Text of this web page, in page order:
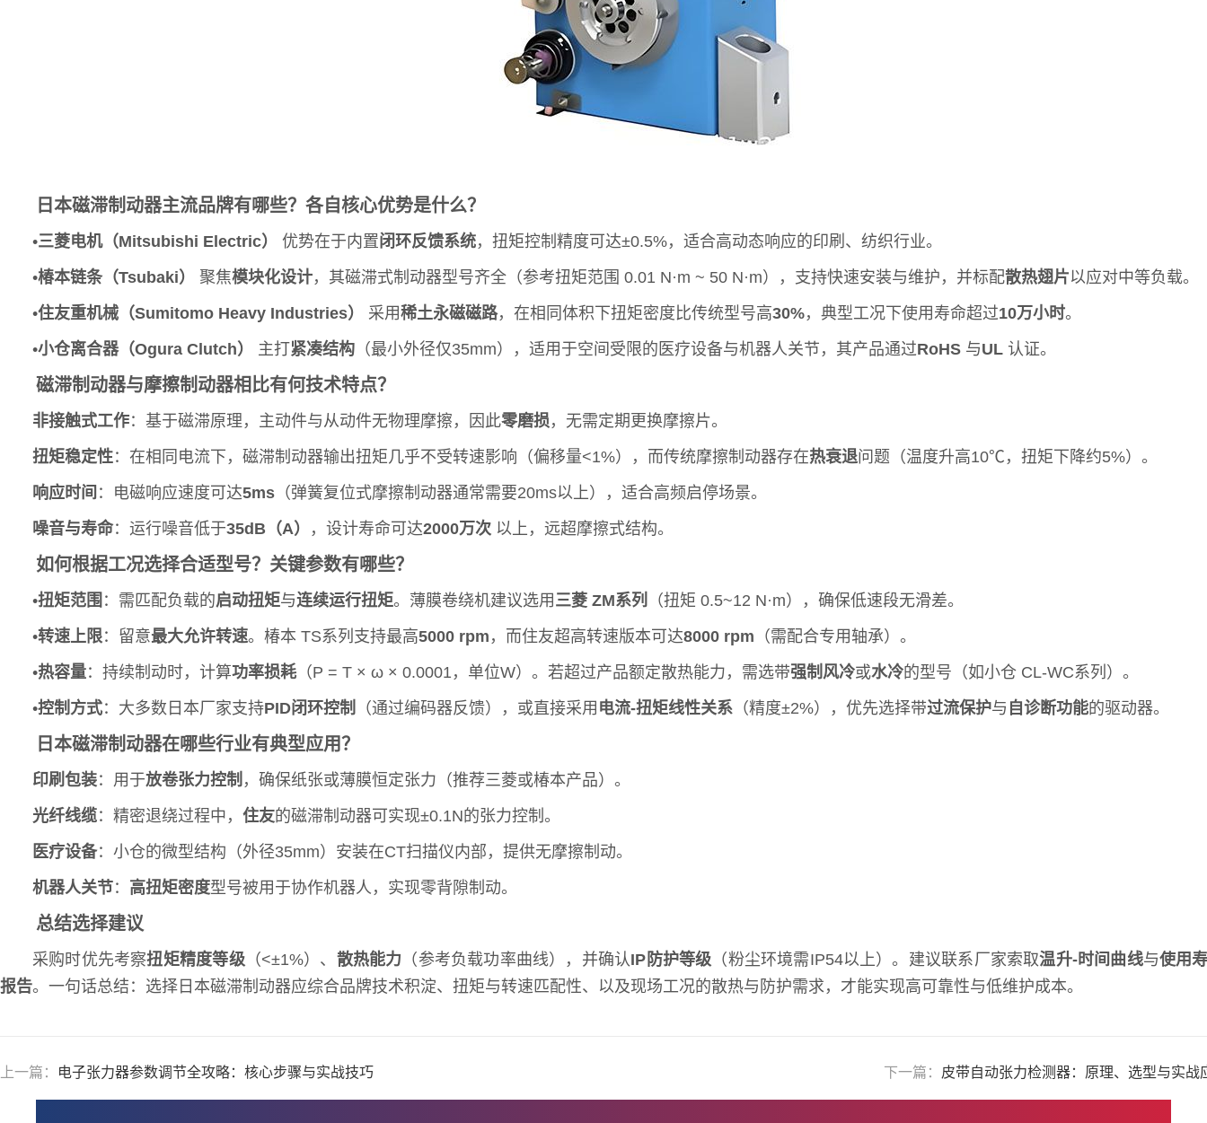
日本磁滞制动器主流品牌有哪些？各自核心优势是什么？
•三菱电机（Mitsubishi Electric） 优势在于内置闭环反馈系统，扭矩控制精度可达±0.5%，适合高动态响应的印刷、纺织行业。
•椿本链条（Tsubaki） 聚焦模块化设计，其磁滞式制动器型号齐全（参考扭矩范围 0.01 N·m ~ 50 N·m），支持快速安装与维护，并标配散热翅片以应对中等负载。
•住友重机械（Sumitomo Heavy Industries） 采用稀土永磁磁路，在相同体积下扭矩密度比传统型号高30%，典型工况下使用寿命超过10万小时。
•小仓离合器（Ogura Clutch） 主打紧凑结构 （最小外径仅35mm），适用于空间受限的医疗设备与机器人关节，其产品通过RoHS 与UL 认证。
磁滞制动器与摩擦制动器相比有何技术特点？
非接触式工作：基于磁滞原理，主动件与从动件无物理摩擦，因此零磨损，无需定期更换摩擦片。
扭矩稳定性：在相同电流下，磁滞制动器输出扭矩几乎不受转速影响（偏移量<1%），而传统摩擦制动器存在热衰退问题（温度升高10℃，扭矩下降约5%）。
响应时间 ：电磁响应速度可达5ms （弹簧复位式摩擦制动器通常需要20ms以上），适合高频启停场景。
噪音与寿命：运行噪音低于35dB（A） ，设计寿命可达2000万次 以上，远超摩擦式结构。
如何根据工况选择合适型号？关键参数有哪些？
•扭矩范围 ：需匹配负载的启动扭矩与连续运行扭矩。薄膜卷绕机建议选用 三菱 ZM系列 （扭矩 0.5~12 N·m），确保低速段无滑差。
•转速上限：留意最大允许转速。椿本 TS系列支持最高5000 rpm ，而住友超高转速版本可达8000 rpm （需配合专用轴承）。
•热容量：持续制动时，计算功率损耗 （P = T × ω × 0.0001，单位W）。若超过产品额定散热能力，需选带强制风冷或水冷的型号（如小仓 CL-WC系列）。
•控制方式：大多数日本厂家支持PID闭环控制 （通过编码器反馈），或直接采用 电流-扭矩线性关系 （精度±2%），优先选择带过流保护与 自诊断功能的驱动器。
日本磁滞制动器在哪些行业有典型应用？
印刷包装：用于放卷张力控制 ，确保纸张或薄膜恒定张力（推荐三菱或椿本产品）。
光纤线缆：精密退绕过程中， 住友的磁滞制动器可实现±0.1N的张力控制。
医疗设备：小仓的微型结构（外径35mm）安装在CT扫描仪内部，提供无摩擦制动。
机器人关节： 高扭矩密度型号被用于协作机器人，实现零背隙制动。
总结选择建议
采购时优先考察扭矩精度等级（<±1%）、 散热能力 （参考负载功率曲线），并确认IP防护等级 （粉尘环境需IP54以上）。建议联系厂家索取温升-时间曲线与使用
报告。一句话总结：选择日本磁滞制动器应综合品牌技术积淀、扭矩与转速匹配性、以及现场工况的散热与防护需求，才能实现高可靠性与低维护成本。
上一篇： 电子张力器参数调节全攻略：核心步骤与实战技巧 下一篇： 皮带自动张力检测器：原理、选型与实战